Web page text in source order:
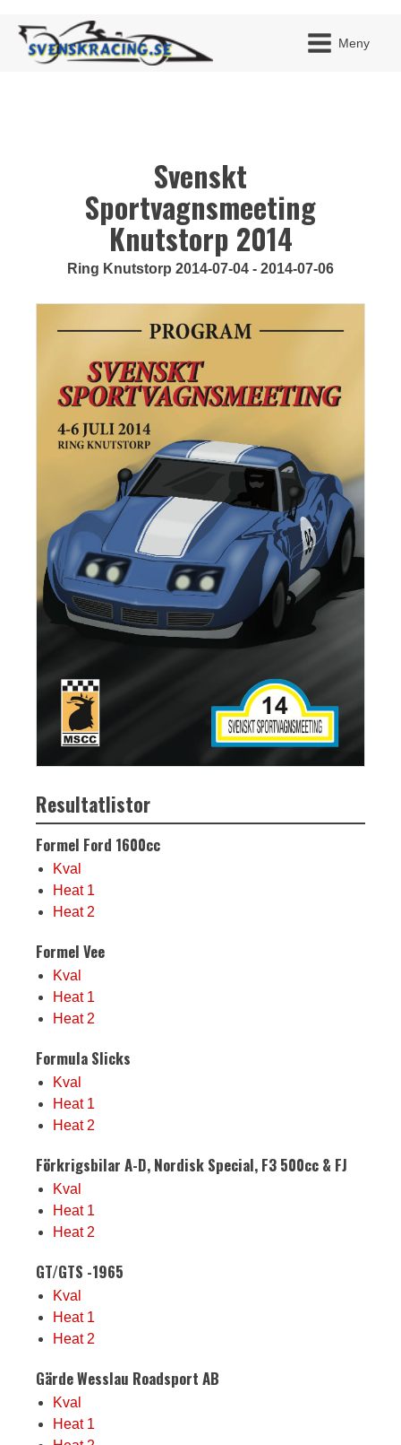
Meny
Svenskt
Sportvagnsmeeting
Knutstorp 2014
Ring Knutstorp 2014-07-04 - 2014-07-06
Resultatlistor
Formel Ford 1600cc
Kval
Heat 1
Heat 2
Formel Vee
Kval
Heat 1
Heat 2
Formula Slicks
Kval
Heat 1
Heat 2
Förkrigsbilar A-D, Nordisk Special, F3 500cc & FJ
Kval
Heat 1
Heat 2
GT/GTS -1965
Kval
Heat 1
Heat 2
Gärde Wesslau Roadsport AB
Kval
Heat 1